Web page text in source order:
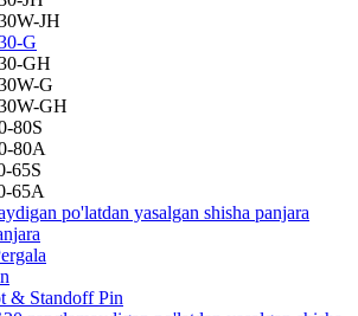
JH
G
GH
G
GH
80S
80A
65S
65A
po'latdan yasalgan shisha panjara
& Standoff Pin